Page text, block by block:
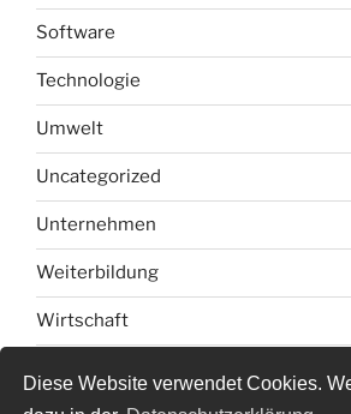
Diese Website verwendet Cookies.
Software
Technologie
Umwelt
Uncategorized
Unternehmen
Weiterbildung
Wirtschaft